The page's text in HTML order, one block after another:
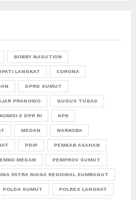
BOBBY NASUTION
LANGKAT CORONA
DPRD SUMUT
PRANOWO GUGUS TUGAS
KOMISI X DPR RI KPK
MEDAN NARKOBA
PDIP PEMKAB ASAHAN
MEDAN PEMPROV SUMUT
PATRA NIAGA REGIONAL SUMBAGUT
POLDA SUMUT POLRES LANGKAT